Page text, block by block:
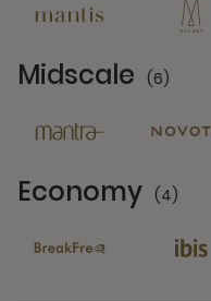
Midscale (6)
Economy (4)